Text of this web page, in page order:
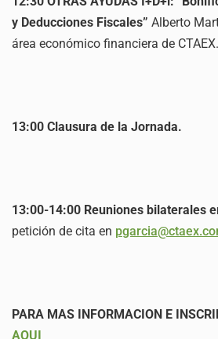
y Deducciones Fiscales” Alberto
área económico financiera de CTAEX.
13:00 Clausura de la Jornada.
13:00-14:00 Reuniones bilaterales
petición de cita en
PARA MAS INFORMACION E
AQUI